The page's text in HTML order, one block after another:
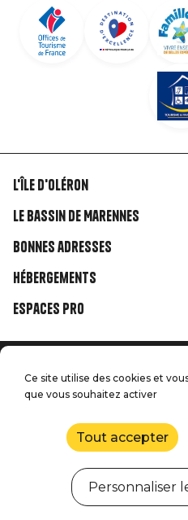
Liens
rubriques
L'île d'Oléron
Le Bassin de Marennes
Bonnes adresses
Hébergements
Espaces Pro
Menu
Accueil
Mentions légales
Presse
Nous contacter
Plan du site
Réalisation : StudioJuillet
Ce site utilise des cookies et
que vous souhaitez activer
Tout accepter
Personnaliser